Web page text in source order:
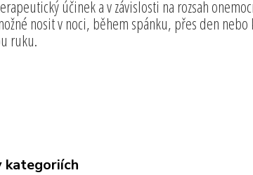
účinek a v závislosti na rozsah
nosit v noci, během spánku, přes den
ruku.
kategoriích